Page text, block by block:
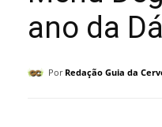
ano da
Por Redação Guia da